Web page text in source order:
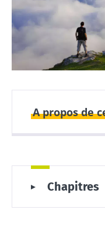
A propos de
Auteur
Chapitres
nocives
Médecine